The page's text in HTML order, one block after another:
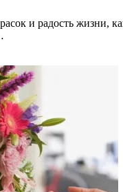
и радость жизни,